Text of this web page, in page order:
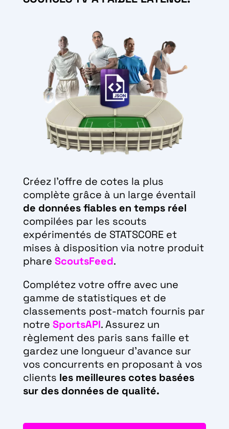
Créez l’offre de cotes la plus
complète grâce à un large éventail
de données fiables en temps réel
compilées par les scouts
expérimentés de STATSCORE et
mises à disposition via notre produit
phare ScoutsFeed.
Complétez votre offre avec une
gamme de statistiques et de
classements post-match fournis par
notre SportsAPI. Assurez un
règlement des paris sans faille et
gardez une longueur d’avance sur
vos concurrents en proposant à vos
clients les meilleures cotes basées
sur des données de qualité.